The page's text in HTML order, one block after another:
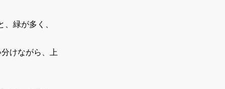
緑が多く、
けながら、上